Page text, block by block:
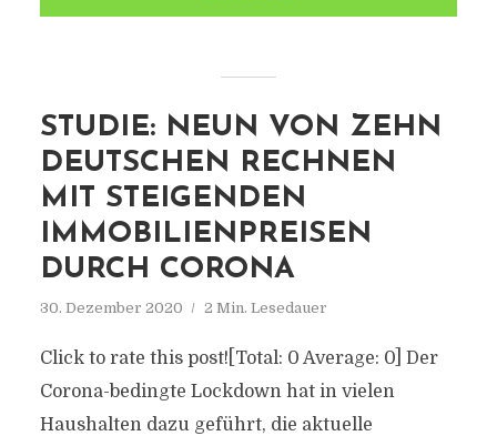
STUDIE: NEUN VON ZEHN
DEUTSCHEN RECHNEN
MIT STEIGENDEN
IMMOBILIENPREISEN
DURCH CORONA
30. Dezember 2020 2 Min. Lesedauer
Click to rate this post![Total: 0 Average: 0] Der
Corona-bedingte Lockdown hat in vielen
Haushalten dazu geführt, die aktuelle